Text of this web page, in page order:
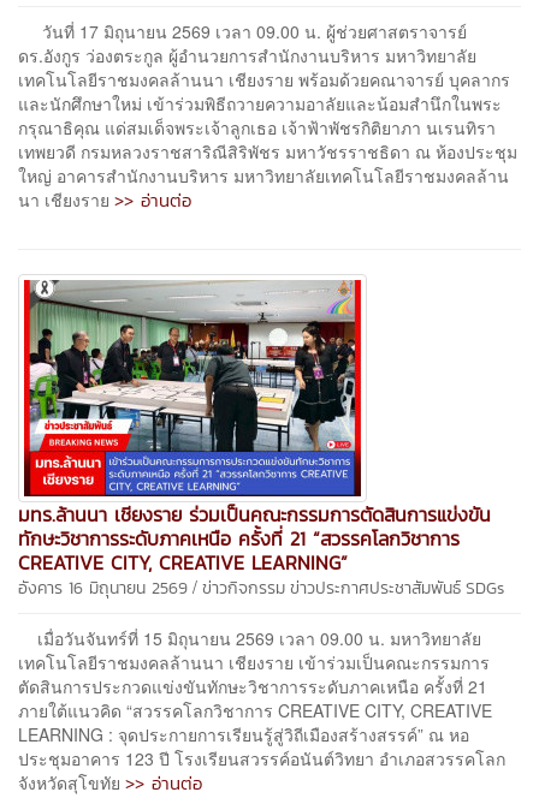
วันที่ 17 มิถุนายน 2569 เวลา 09.00 น. ผู้ช่วยศาสตราจารย์
ดร.อังกูร ว่องตระกูล ผู้อำนวยการสำนักงานบริหาร มหาวิทยาลัย
เทคโนโลยีราชมงคลล้านนา เชียงราย พร้อมด้วยคณาจารย์ บุคลากร
และนักศึกษาใหม่ เข้าร่วมพิธีถวายความอาลัยและน้อมสำนึกในพระ
กรุณาธิคุณ แด่สมเด็จพระเจ้าลูกเธอ เจ้าฟ้าพัชรกิติยาภา นเรนทิรา
เทพยวดี กรมหลวงราชสาริณีสิริพัชร มหาวัชรราชธิดา ณ ห้องประชุม
ใหญ่ อาคารสำนักงานบริหาร มหาวิทยาลัยเทคโนโลยีราชมงคลล้าน
นา เชียงราย >> อ่านต่อ
มทร.ล้านนา เชียงราย ร่วมเป็นคณะกรรมการตัดสินการแข่งขัน
ทักษะวิชาการระดับภาคเหนือ ครั้งที่ 21 “สวรรคโลกวิชาการ
CREATIVE CITY, CREATIVE LEARNING”
อังคาร 16 มิถุนายน 2569 / ข่าวกิจกรรมข่าวประกาศประชาสัมพันธ์SDGs
เมื่อวันจันทร์ที่ 15 มิถุนายน 2569 เวลา 09.00 น. มหาวิทยาลัย
เทคโนโลยีราชมงคลล้านนา เชียงราย เข้าร่วมเป็นคณะกรรมการ
ตัดสินการประกวดแข่งขันทักษะวิชาการระดับภาคเหนือ ครั้งที่ 21
ภายใต้แนวคิด “สวรรคโลกวิชาการ CREATIVE CITY, CREATIVE
LEARNING : จุดประกายการเรียนรู้สู่วิถีเมืองสร้างสรรค์” ณ หอ
ประชุมอาคาร 123 ปี โรงเรียนสวรรค์อนันต์วิทยา อำเภอสวรรคโลก
จังหวัดสุโขทัย >> อ่านต่อ